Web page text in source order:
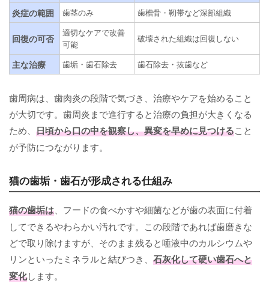
炎症の範囲
歯茎のみ 歯槽骨・靭帯など深部組織
回復の可否
適切なケアで改善
可能
破壊された組織は回復しない
主な治療 歯垢・歯石除去 歯石除去・抜歯など
歯周病は、歯肉炎の段階で気づき、治療やケアを始めること
が大切です。歯周炎まで進行すると治療の負担が大きくなる
ため、 日頃から口の中を観察し、異変を早めに見つけること
が予防につながります。
猫の歯垢・歯石が形成される仕組み
猫の歯垢は 、フードの食べかすや細菌などが歯の表面に付着
してできるやわらかい汚れです。この段階であれば歯磨きな
どで取り除けますが、そのまま残ると唾液中のカルシウムや
リンといったミネラルと結びつき、 石灰化して硬い歯石へと
変化します。